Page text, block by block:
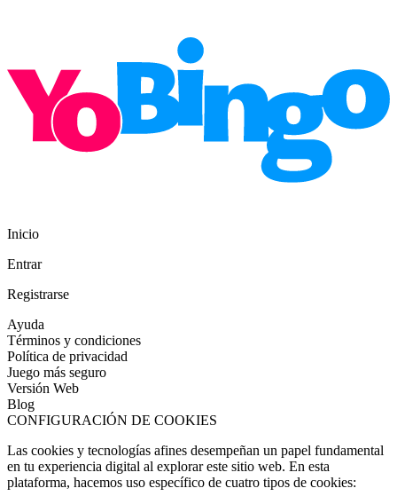
Inicio
Entrar
Registrarse
Ayuda
Términos y condiciones
Política de privacidad
Juego más seguro
Versión Web
Blog
CONFIGURACIÓN DE COOKIES
Las cookies y tecnologías afines desempeñan un papel fundamental
en tu experiencia digital al explorar este sitio web. En esta
plataforma, hacemos uso específico de cuatro tipos de cookies: